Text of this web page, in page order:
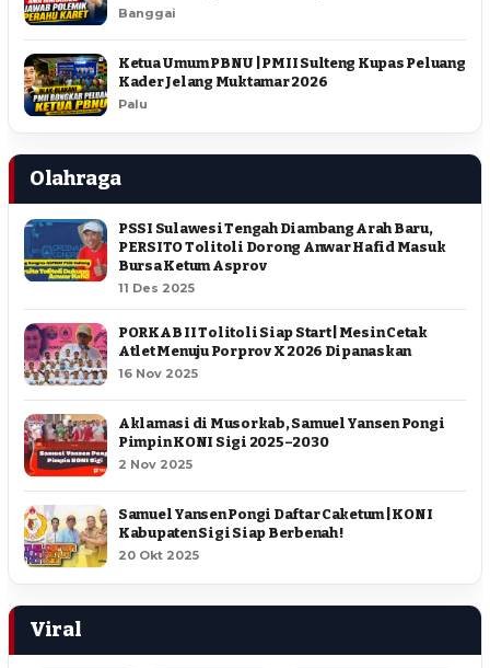
Banggai
Ketua Umum PBNU | PMII Sulteng Kupas Peluang
Kader Jelang Muktamar 2026
Palu
Olahraga
PSSI Sulawesi Tengah Diambang Arah Baru,
PERSITO Tolitoli Dorong Anwar Hafid Masuk
Bursa Ketum Asprov
11 Des 2025
PORKAB II Tolitoli Siap Start | Mesin Cetak
Atlet Menuju Porprov X 2026 Dipanaskan
16 Nov 2025
Aklamasi di Musorkab, Samuel Yansen Pongi
Pimpin KONI Sigi 2025–2030
2 Nov 2025
Samuel Yansen Pongi Daftar Caketum | KONI
Kabupaten Sigi Siap Berbenah !
20 Okt 2025
Viral